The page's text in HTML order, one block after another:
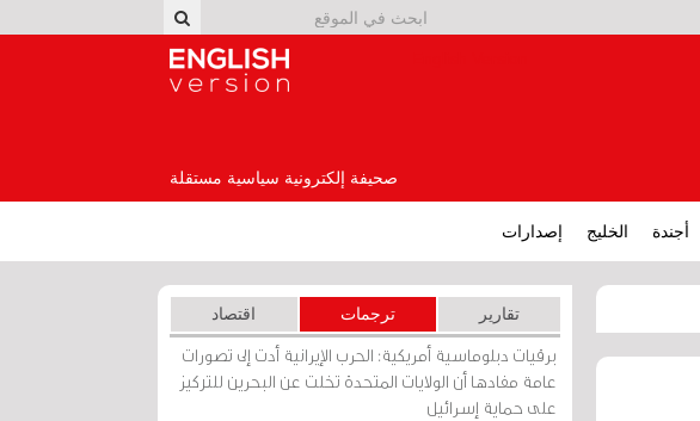
صحيفة إلكترونية سياسية مستقلة
أجندة الخليج إصدارات
تقارير ترجمات اقتصاد
برقيات دبلوماسية أمريكية: الحرب الإيرانية أدت إلى تصورات
عامة مفادها أن الولايات المتحدة تخلت عن البحرين للتركيز
على حماية إسرائيل